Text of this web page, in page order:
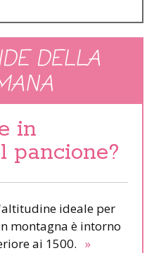
DELLA
in
pancione?
ideale per
montagna è intorno
ai 1500. »